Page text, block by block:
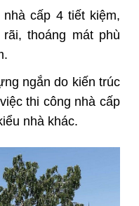
nhà cấp 4tiết kiệm,
thoáng mát phù
ngắn do kiến trúc
thi công nhà cấp
nhà khác.